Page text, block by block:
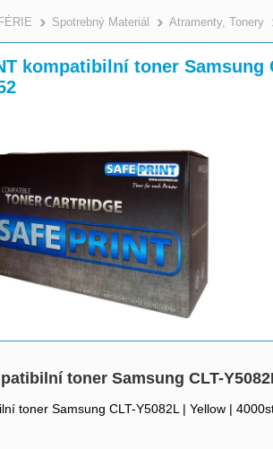
>
Spotrebný Materiál >
Atramenty, Tonery
kompatibilní toner Samsung
toner Samsung CLT-
toner Samsung CLT-Y5082L | Yellow |